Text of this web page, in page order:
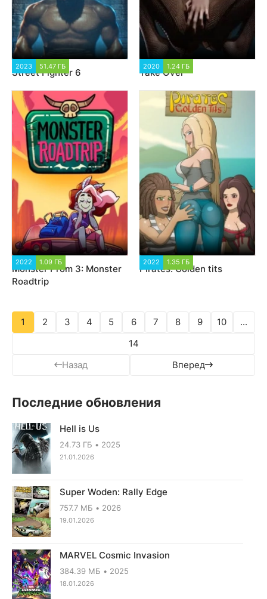
2023 51.47 ГБ
Street Fighter 6
2020 1.24 ГБ
Take Over
2022 1.09 ГБ
Monster Prom 3: Monster
Roadtrip
2022 1.35 ГБ
Pirates: Golden tits
Назад
1 2 3 4 5 6 7 8 9 10
...
14
Вперед
Последние обновления
Hell is Us
24.73 ГБ 2025
21.01.2026
Super Woden: Rally Edge
757.7 МБ 2026
19.01.2026
MARVEL Cosmic Invasion
384.39 МБ 2025
18.01.2026